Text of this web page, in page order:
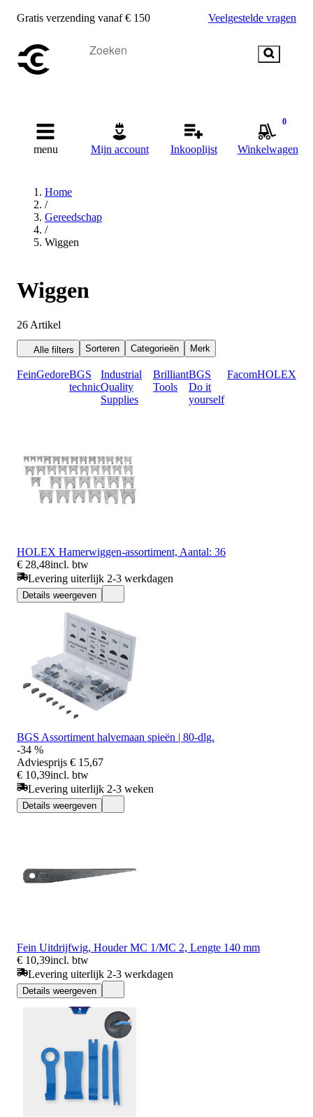
Gratis verzending vanaf € 150 Veelgestelde vragen
menu Mijn account Inkooplijst
0
Winkelwagen
Home
/
Gereedschap
/
Wiggen
Wiggen
26 Artikel
Alle filters Sorteren Categorieën Merk
FeinGedoreBGS
technic
Industrial
Quality
Supplies
Brilliant
Tools
BGS
Do it
yourself
FacomHOLEX
HOLEX Hamerwiggen-assortiment, Aantal: 36
€ 28,48incl. btw
Levering uiterlijk 2-3 werkdagen
Details weergeven
BGS Assortiment halvemaan spieën | 80-dlg.
-34 %
Adviesprijs € 15,67
€ 10,39incl. btw
Levering uiterlijk 2-3 weken
Details weergeven
Fein Uitdrijfwig, Houder MC 1/MC 2, Lengte 140 mm
€ 10,39incl. btw
Levering uiterlijk 2-3 werkdagen
Details weergeven